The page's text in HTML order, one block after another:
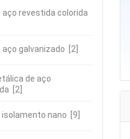
aço revestida colorida
aço galvanizado [2]
de aço
[2]
nano [9]